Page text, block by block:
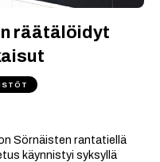
räätälöidyt
Sörnäisten rantatiellä
käynnistyi syksyllä